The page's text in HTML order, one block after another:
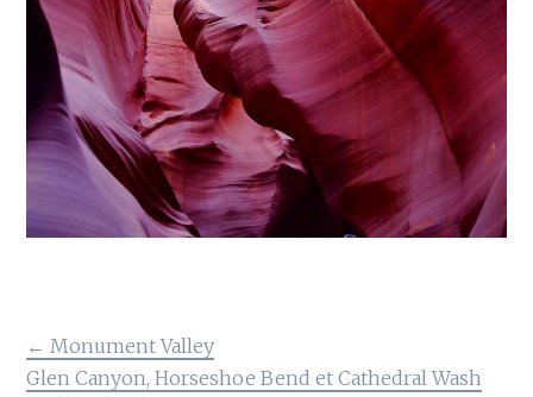
← Monument Valley
Glen Canyon, Horseshoe Bend et Cathedral Wash